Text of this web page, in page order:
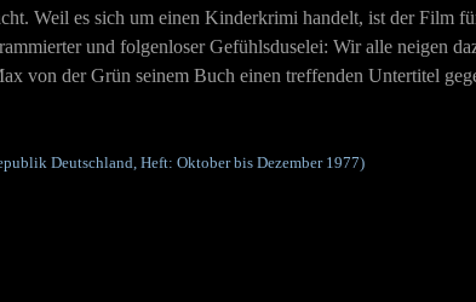
Weil es sich um einen Kinderkrimi handelt, ist der Film
und folgenloser Gefühlsduselei: Wir alle neigen
von der Grün seinem Buch einen treffenden Untertitel
Deutschland, Heft: Oktober bis Dezember 1977)